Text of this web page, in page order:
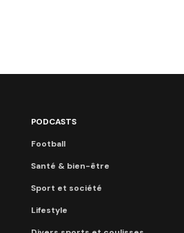
PODCASTS
Football
Santé & bien-être
Sport et société
Lifestyle